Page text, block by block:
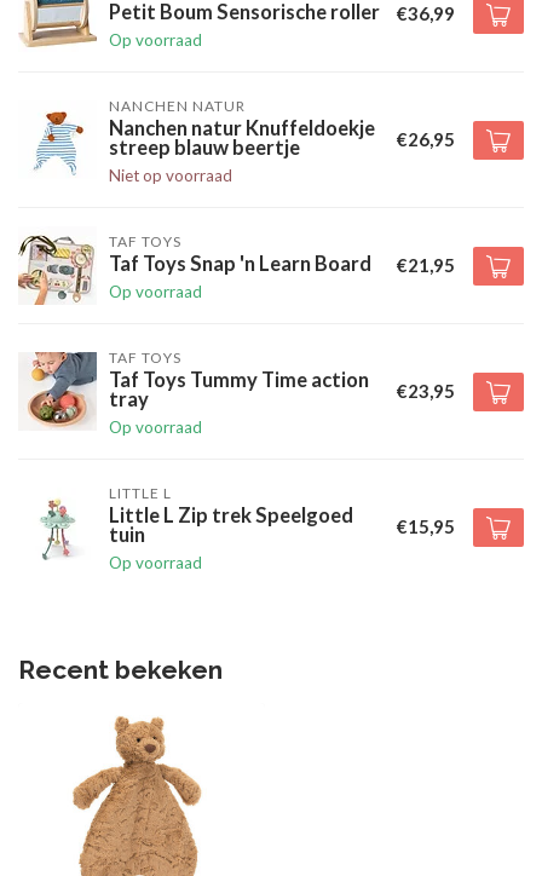
Petit Boum Sensorische roller
Op voorraad
€36,99
NANCHEN NATUR
Nanchen natur Knuffeldoekje
streep blauw beertje
Niet op voorraad
€26,95
TAF TOYS
Taf Toys Snap 'n Learn Board
Op voorraad
€21,95
TAF TOYS
Taf Toys Tummy Time action
tray
Op voorraad
€23,95
LITTLE L
Little L Zip trek Speelgoed
tuin
Op voorraad
€15,95
Recent bekeken